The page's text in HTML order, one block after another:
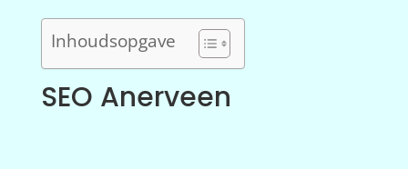
Inhoudsopgave
SEO Anerveen